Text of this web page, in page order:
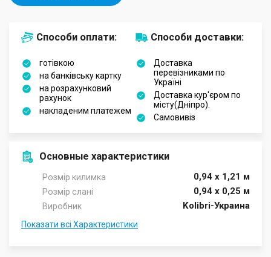
Способи оплати:
готівкою
на банківську картку
на розрахунковий
рахунок
накладеним платежем
Способи доставки:
Доставка
перевізниками по
Україні
Доставка кур'єром по
місту(Дніпро).
Самовивіз
Основные характеристики
Розмір килимка 0,94 х 1,21 м
Розмір слані 0,94 х 0,25 м
Виробник Kolibri-Украина
Показати всі Характеристики